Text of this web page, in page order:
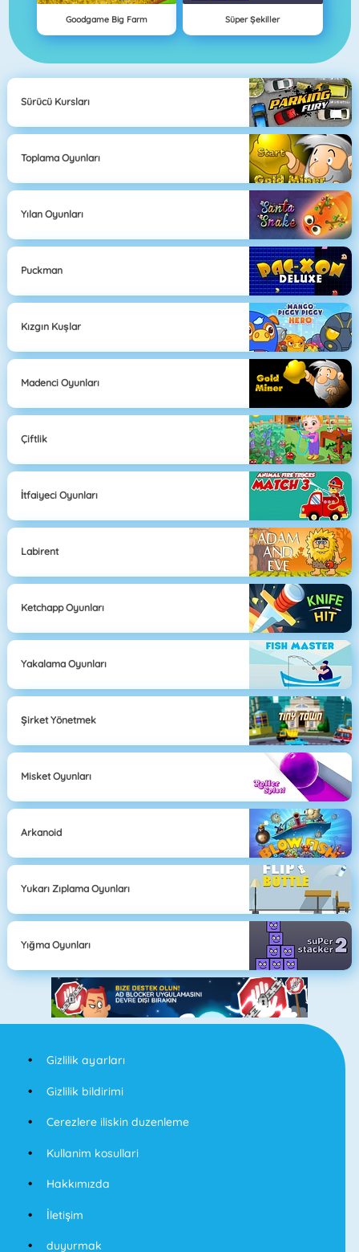
Goodgame Big Farm Süper Şekiller
Sürücü Kursları
Toplama Oyunları
Yılan Oyunları
Puckman
Kızgın Kuşlar
Madenci Oyunları
Çiftlik
İtfaiyeci Oyunları
Labirent
Ketchapp Oyunları
Yakalama Oyunları
Şirket Yönetmek
Misket Oyunları
Arkanoid
Yukarı Zıplama Oyunları
Yığma Oyunları
Gizlilik ayarları
Gizlilik bildirimi
Cerezlere iliskin duzenleme
Kullanim kosullari
Hakkımızda
İletişim
duyurmak